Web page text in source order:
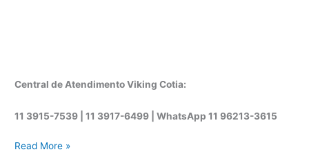
Central de Atendimento Viking Cotia:
11 3915-7539 | 11 3917-6499 |WhatsApp11 96213-3615
A
Read More »